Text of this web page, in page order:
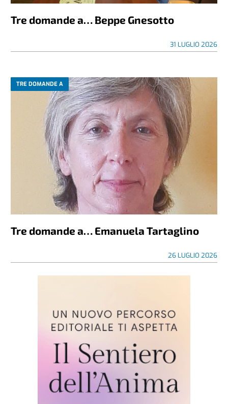
Tre domande a… Beppe Gnesotto
31 LUGLIO 2026
TRE DOMANDE A
Tre domande a… Emanuela Tartaglino
26 LUGLIO 2026